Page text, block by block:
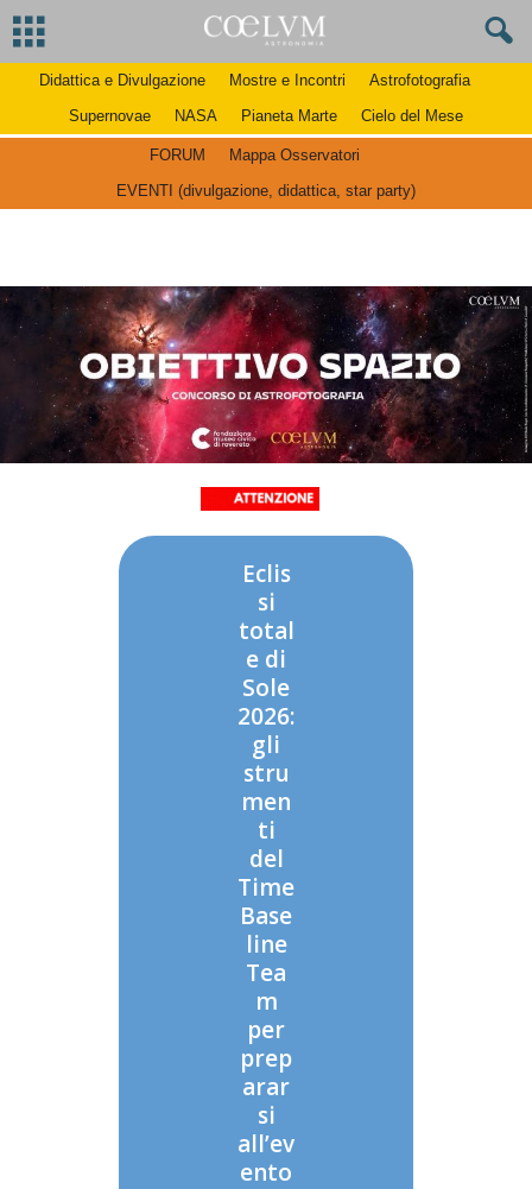
Didattica e Divulgazione Mostre e Incontri
Astrofotografia
Supernovae
NASA Pianeta Marte Cielo del Mese
FORUM
Mappa Osservatori
EVENTI (divulgazione, didattica, star party)
Eclis
si
total
e di
Sole
2026:
gli
stru
men
ti
del
Time
Base
line
Tea
m
per
prep
arar
si
all’ev
ento